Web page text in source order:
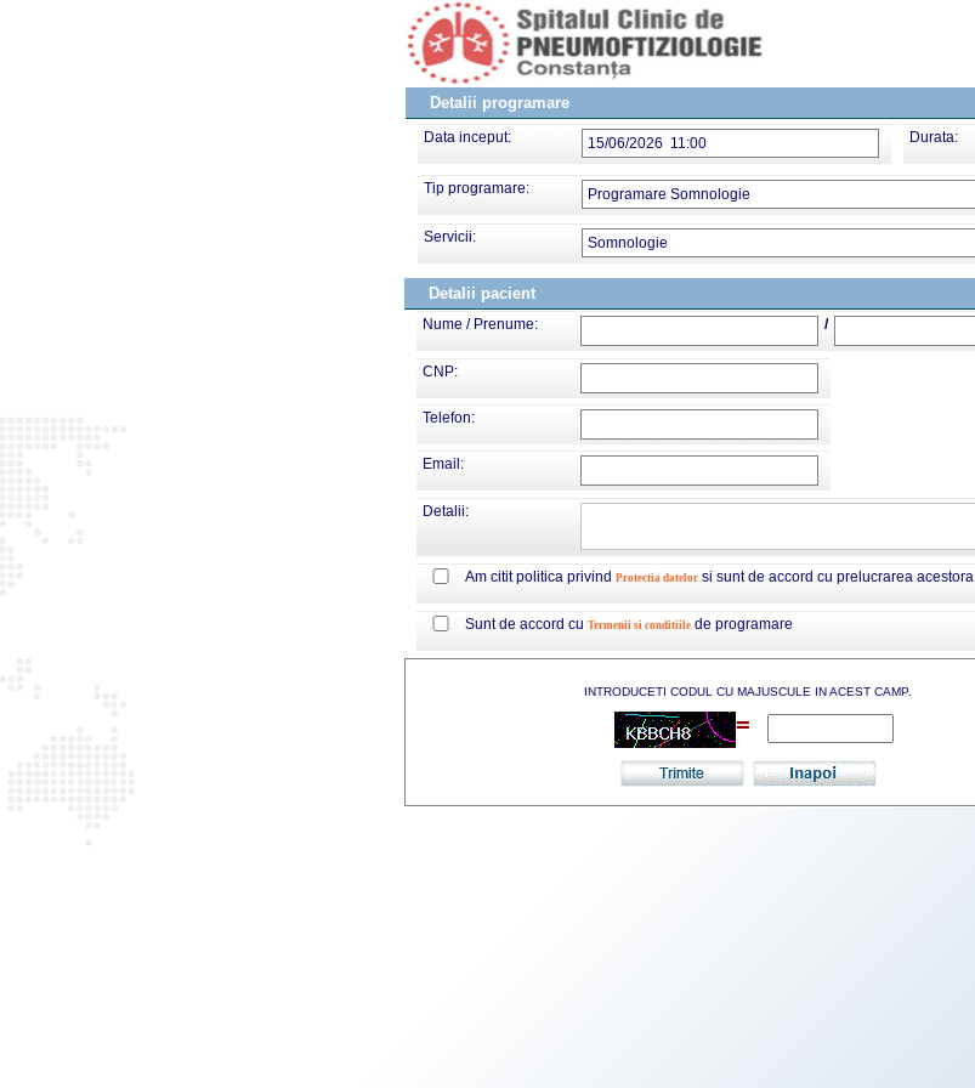
Detalii programare
Data inceput: 15/06/2026 11:00 Durata:
Tip programare: Programare Somnologie
Servicii: Somnologie
Detalii pacient
Nume / Prenume: /
CNP:
Telefon:
Email:
Detalii:
Am citit politica privind Protectia datelor si sunt de accord cu prelucrarea acestora
Sunt de accord cu Termenii si conditiile de programare
INTRODUCETI CODUL CU MAJUSCULE IN ACEST CAMP.
=